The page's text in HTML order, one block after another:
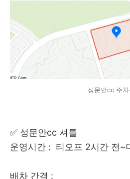
성문안cc 주
✅ 성문안cc 셔틀
운영시간 : 티오프 2시간 전~
배차 간격 :